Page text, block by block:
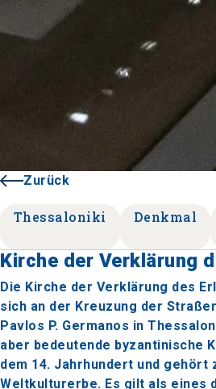
Zurück
Thessaloniki Denkmal
Kirche der Verklärung
Die Kirche der Verklärung des
sich an der Kreuzung der
Pavlos P. Germanos in
aber bedeutende byzantinische
dem 14. Jahrhundert und gehört
Weltkulturerbe. Es gilt als eines